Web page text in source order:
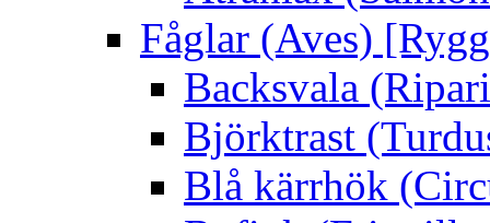
Fåglar (Aves)
Backsvala
Björktrast
Blå kärrhök